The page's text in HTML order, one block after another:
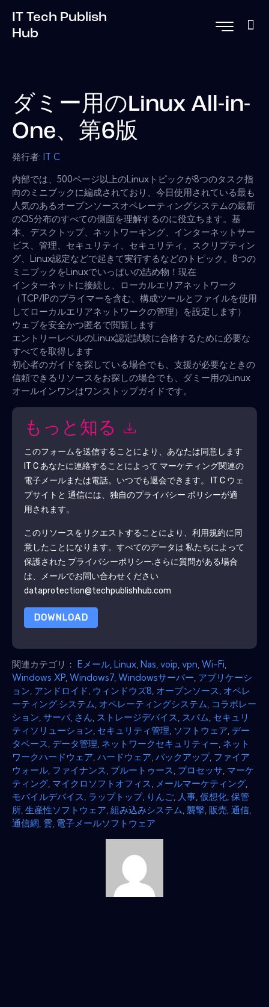
IT Tech Publish
Hub
ダミー用のLinux All-in-
One、第6版
発行者: IT C
内部では、500ページ以上のLinuxトピックが8つのタスク指
向のミニブックに編成されており、今日使用されている最も
人気のあるオープンソースオペレーティングシステムの最新
のOS分布のすべての側面を理解するのに役立ちます。基
本、デスクトップ、ネットワーキング、インターネットサー
ビス、管理、セキュリティ、セキュリティ、スクリプティン
グ、Linux認定などで起きて実行するなどのトピック。8つの
ミニブックをLinuxでいっぱいの詰め物！現在
インターネットに接続し、ローカルエリアネットワーク
（TCP/IPのプライマーを含む、構成ツールとファイルを使用
してローカルエリアネットワークの管理）を設定します）
ウェブを安全かつ匿名で閲覧します
エントリーレベルのLinux認定試験に合格するために必要な
すべてを取得します
初心者のガイドを探している場合でも、支援が必要なときの
信頼できるリソースをお探しの場合でも、ダミー用のLinux
オールインワンはワンストップガイドです。
もっと知る
このフォームを送信することにより、あなたは同意します
IT Cあなたに連絡することによって マーケティング関連の
電子メールまたは電話。いつでも退会できます。
IT Cウェ
ブサイトと 通信には、独自のプライバシー ポリシーが適
用されます。
このリソースをリクエストすることにより、利用規約に同
意したことになります。すべてのデータは 私たちによって
保護された プライバシーポリシー.さらに質問がある場合
は、メールでお問い合わせください
dataprotection@techpublishhub.com
DOWNLOAD
関連カテゴリ： Eメール Linux Nas voip vpn Wi-Fi
Windows XP Windows7 Windowsサーバー アプリケーシ
ョン アンドロイド ウィンドウズ8 オープンソース オペレ
ーティング·システム オペレーティングシステム コラボレー
ション サーバ, さん ストレージデバイス スパム セキュリ
ティソリューション セキュリティ管理 ソフトウェア デー
タベース データ管理 ネットワークセキュリティー ネット
ワークハードウェア ハードウェア バックアップ, ファイア
ウォール ファイナンス ブルートゥース プロセッサ マーケ
ティング マイクロソフトオフィス メールマーケティング
モバイルデバイス ラップトップ, りんご 人事 仮想化 保管
所 生産性ソフトウェア 組み込みシステム 襲撃 販売 通信
通信網 雲 電子メールソフトウェア